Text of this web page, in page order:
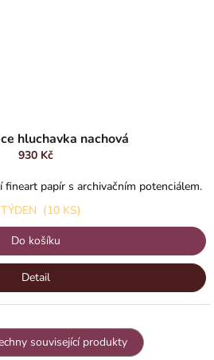
hluchavka nachová
930 Kč
papír s archivačním potenciálem.
(10 KS)
Do košíku
Detail
související produkty